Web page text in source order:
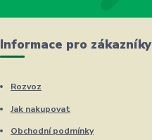
Informace pro zákazníky
Rozvoz
Jak nakupovat
Obchodní podmínky